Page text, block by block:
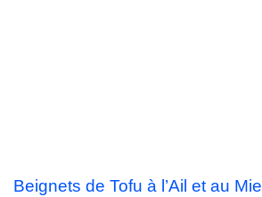
Beignets de Tofu à l’Ail et au Miel